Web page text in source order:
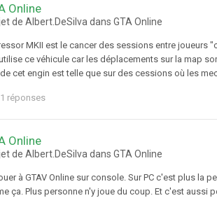
Online
de Albert.DeSilva dans GTA Online
MKII est le cancer des sessions entre joueurs
ce véhicule car les déplacements sur la map
cet engin est telle que sur des cessions où les
réponses
Online
de Albert.DeSilva dans GTA Online
à GTAV Online sur console. Sur PC c'est plus la
ça. Plus personne n'y joue du coup. Et c'est aussi